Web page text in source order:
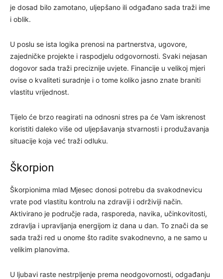
je dosad bilo zamotano, uljepšano ili odgađano sada traži ime
i oblik.
U poslu se ista logika prenosi na partnerstva, ugovore,
zajedničke projekte i raspodjelu odgovornosti. Svaki nejasan
dogovor sada traži preciznije uvjete. Financije u velikoj mjeri
ovise o kvaliteti suradnje i o tome koliko jasno znate braniti
vlastitu vrijednost.
Tijelo će brzo reagirati na odnosni stres pa će Vam iskrenost
koristiti daleko više od uljepšavanja stvarnosti i produžavanja
situacije koja već traži odluku.
Škorpion
Škorpionima mlad Mjesec donosi potrebu da svakodnevicu
vrate pod vlastitu kontrolu na zdraviji i održiviji način.
Aktivirano je područje rada, rasporeda, navika, učinkovitosti,
zdravlja i upravljanja energijom iz dana u dan. To znači da se
sada traži red u onome što radite svakodnevno, a ne samo u
velikim planovima.
U ljubavi raste nestrpljenje prema neodgovornosti, odgađanju